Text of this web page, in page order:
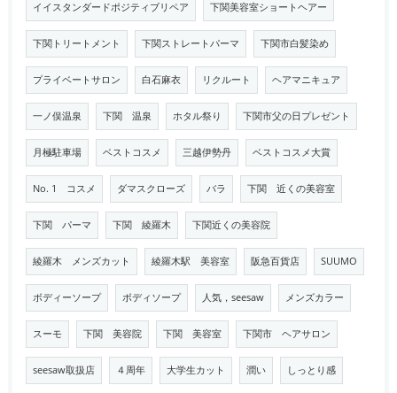
イイスタンダードポジティブリペア 下関美容室ショートヘアー
下関トリートメント 下関ストレートパーマ 下関市白髪染め
プライベートサロン 白石麻衣 リクルート ヘアマニキュア
一ノ俣温泉 下関 温泉 ホタル祭り 下関市父の日プレゼント
月極駐車場 ベストコスメ 三越伊勢丹 ベストコスメ大賞
No. 1 コスメ ダマスクローズ バラ 下関 近くの美容室
下関 パーマ 下関 綾羅木 下関近くの美容院
綾羅木 メンズカット 綾羅木駅 美容室 阪急百貨店 SUUMO
ボディーソープ ボディソープ 人気，seesaw メンズカラー
スーモ 下関 美容院 下関 美容室 下関市 ヘアサロン
seesaw取扱店 ４周年 大学生カット 潤い しっとり感